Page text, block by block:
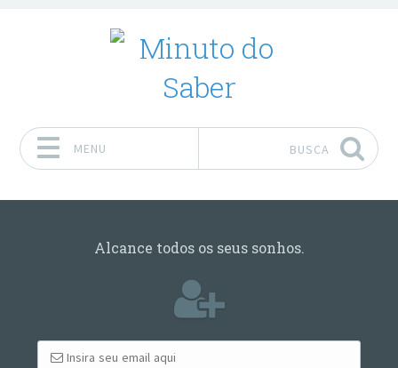
MENU BUSCA
Alcance todos os seus sonhos.